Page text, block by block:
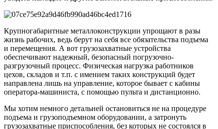
Крупногабаритные металлоконструкции упрощают в разы
жизнь рабочих, ведь берут на себя все обязательства подъема
и перемещения. А вот грузозахватные устройства
обеспечивают надежный, безопасный погрузочно-
разгрузочный процесс. Физическая нагрузка работников
цехов, складов и т.п. с имением таких конструкций будет
направлена лишь на управление, которое бывает с кабины
оператора-машиниста, с помощью пульта и дистанционно.
Мы хотим немного детальней остановиться не на процедуре
подъема и грузоподъемном оборудовании, а затронуть
грузозахватные приспособления, без которых не состоялся в